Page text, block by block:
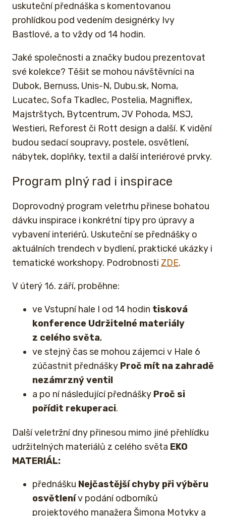
uskuteční přednáška s komentovanou
prohlídkou pod vedením designérky Ivy
Bastlové, a to vždy od 14 hodin.
Jaké společnosti a značky budou prezentovat
své kolekce? Těšit se mohou návštěvníci na
Dubok, Bernuss, Unis-N, Dubu.sk, Noma,
Lucatec, Sofa Tkadlec, Postelia, Magniflex,
Majstrštych, Bytcentrum, JV Pohoda, MSJ,
Westieri, Reforest či Rott design a další. K vidění
budou sedací soupravy, postele, osvětlení,
nábytek, doplňky, textil a další interiérové prvky.
Program plný rad i inspirace
Doprovodný program veletrhu přinese bohatou
dávku inspirace i konkrétní tipy pro úpravy a
vybavení interiérů. Uskuteční se přednášky o
aktuálních trendech v bydlení, praktické ukázky i
tematické workshopy. Podrobnosti ZDE.
V úterý 16. září, proběhne:
ve Vstupní hale I od 14 hodin tisková
konference Udržitelné materiály
z celého světa,
ve stejný čas se mohou zájemci v Hale 6
zúčastnit přednášky Proč mít na zahradě
nezámrzný ventil
a po ní následující přednášky Proč si
pořídit rekuperaci.
Další veletržní dny přinesou mimo jiné přehlídku
udržitelných materiálů z celého světa EKO
MATERIÁL:
přednášku Nejčastější chyby při výběru
osvětlenív podání odborníků
projektového manažera Šimona Motyky a